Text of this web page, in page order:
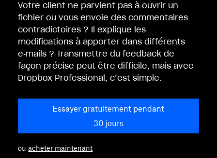
Votre client ne parvient pas à ouvrir un
fichier ou vous envoie des commentaires
contradictoires ? Il explique les
modifications à apporter dans différents
e‑mails ? Transmettre du feedback de
façon précise peut être difficile, mais avec
Dropbox Professional, c’est simple.
Essayer gratuitement pendant
30 jours
ouacheter maintenant